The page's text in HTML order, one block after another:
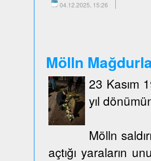
04.12.2025, 15:26
Mölln
23 Kasım
yıl
Mölln
açtığı yaraların